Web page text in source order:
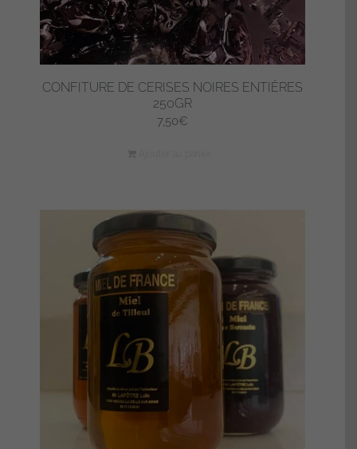
CONFITURE DE CERISES NOIRES ENTIÈRES
250GR
7,50€